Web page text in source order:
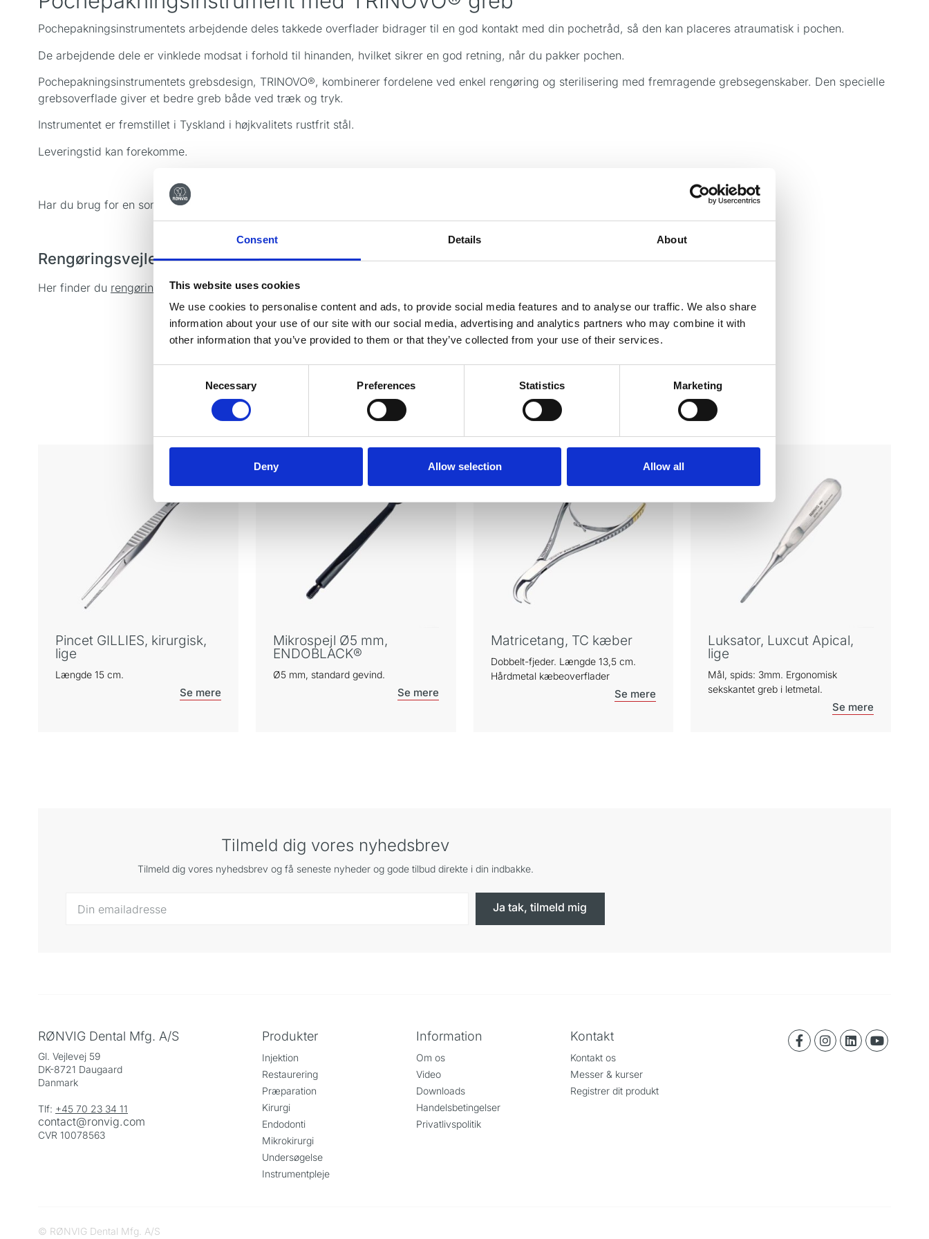
Consent Details About
This website uses cookies
We use cookies to personalise content and ads, to provide social media features and to analyse our traffic. We also share
information about your use of our site with our social media, advertising and analytics partners who may combine it with
other information that you’ve provided to them or that they’ve collected from your use of their services.
Necessary Preferences Statistics Marketing
Deny Allow selection Allow all
Pochepakningsinstrumentets arbejdende deles takkede overflader bidrager til en god kontakt med din pochetråd, så den kan placeres atraumatisk i pochen.
De arbejdende dele er vinklede modsat i forhold til hinanden, hvilket sikrer en god retning, når du pakker pochen.
Pochepakningsinstrumentets grebsdesign, TRINOVO®, kombinerer fordelene ved enkel rengøring og sterilisering med fremragende grebsegenskaber. Den specielle
grebsoverflade giver et bedre greb både ved træk og tryk.
Instrumentet er fremstillet i Tyskland i højkvalitets rustfrit stål.
Leveringstid kan forekomme.
Har du brug for en sonde der er velegnet til brug inden dette pochepakningsinstrument, se da vores
Rengøringsvejledning
Her finder du rengøringsvejledningen af vores håndinstrumenter.
Du kunne også være interesseret i…
Pincet GILLIES, kirurgisk,
lige
Længde 15 cm.
Mikrospejl Ø5 mm,
ENDOBLACK®
Ø5 mm, standard gevind.
Matricetang, TC kæber
Dobbelt-fjeder. Længde 13,5 cm.
Hårdmetal kæbeoverflader
Luksator, Luxcut Apical,
lige
Mål, spids: 3mm. Ergonomisk
sekskantet greb i letmetal.
Tilmeld dig vores nyhedsbrev
Tilmeld dig vores nyhedsbrev og få seneste nyheder og gode tilbud direkte i din indbakke.
Ja tak, tilmeld mig
RØNVIG Dental Mfg. A/S
Gl. Vejlevej 59
DK-8721 Daugaard
Danmark
Tlf: +45 70 23 34 11
contact@ronvig.com
CVR 10078563
Produkter
Injektion
Restaurering
Præparation
Kirurgi
Endodonti
Mikrokirurgi
Undersøgelse
Instrumentpleje
Information
Om os
Video
Downloads
Handelsbetingelser
Privatlivspolitik
Kontakt
Kontakt os
Messer & kurser
Registrer dit produkt
© RØNVIG Dental Mfg. A/S